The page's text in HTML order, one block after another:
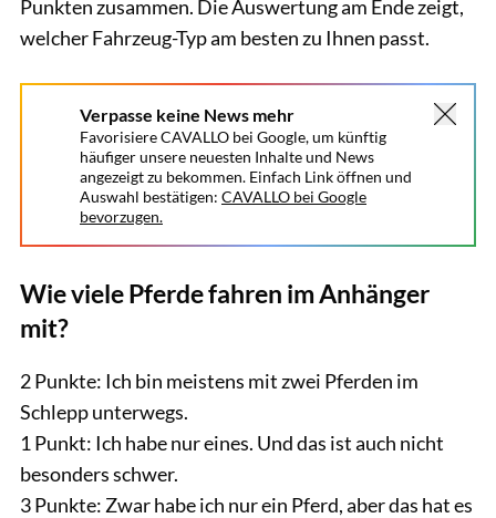
Punkten zusammen. Die Auswertung am Ende zeigt,
welcher Fahrzeug-Typ am besten zu Ihnen passt.
Verpasse keine News mehr
Favorisiere CAVALLO bei Google, um künftig
häufiger unsere neuesten Inhalte und News
angezeigt zu bekommen. Einfach Link öffnen und
Auswahl bestätigen: CAVALLO bei Google
bevorzugen.
Wie viele Pferde fahren im Anhänger
mit?
2 Punkte: Ich bin meistens mit zwei Pferden im
Schlepp unterwegs.
1 Punkt: Ich habe nur eines. Und das ist auch nicht
besonders schwer.
3 Punkte: Zwar habe ich nur ein Pferd, aber das hat es